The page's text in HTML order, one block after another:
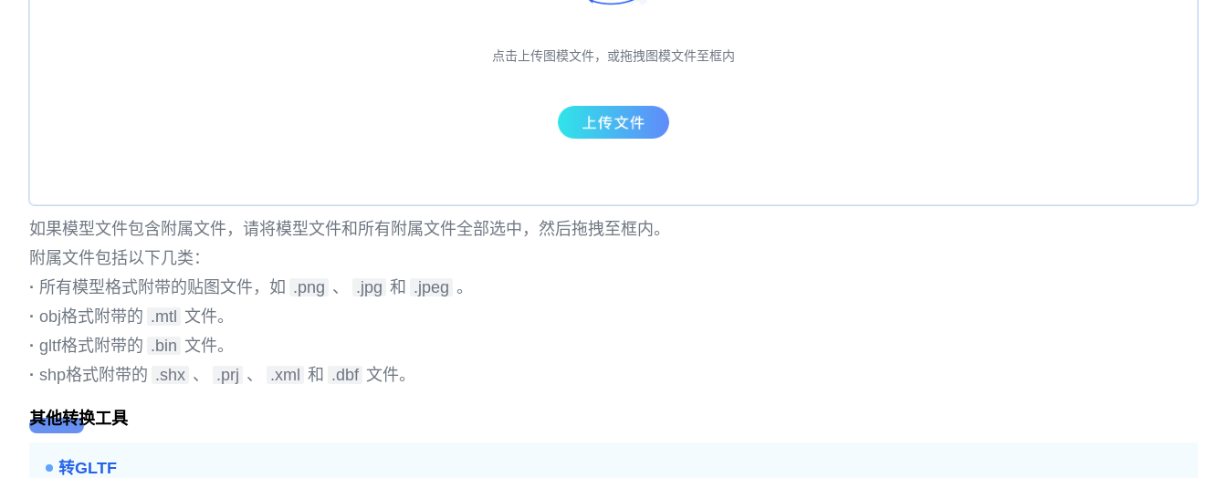
点击上传图模文件，或拖拽图模文件至框内
如果模型文件包含附属文件，请将模型文件和所有附属文件全部选中，然后拖拽至框内。
附属文件包括以下几类：
· 所有模型格式附带的贴图文件，如 .png 、 .jpg 和 .jpeg 。
· obj格式附带的 .mtl
文件。
· gltf格式附带的 .bin 文件。
· shp格式附带的 .shx 、 .prj 、 .xml 和 .dbf 文件。
其他转换工具
转GLTF